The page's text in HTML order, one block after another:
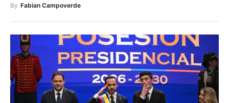
By Fabian Campoverde